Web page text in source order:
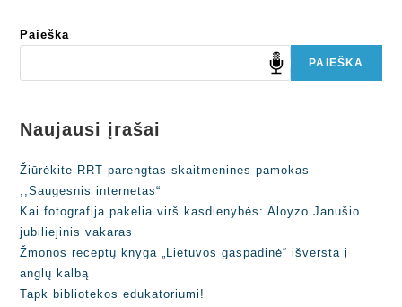
Paieška
PAIEŠKA
Naujausi įrašai
Žiūrėkite RRT parengtas skaitmenines pamokas
,,Saugesnis internetas“
Kai fotografija pakelia virš kasdienybės: Aloyzo Janušio
jubiliejinis vakaras
Žmonos receptų knyga „Lietuvos gaspadinė“ išversta į
anglų kalbą
Tapk bibliotekos edukatoriumi!